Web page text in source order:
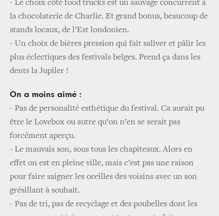
- Le choix côté food trucks est un sauvage concurrent à
la chocolaterie de Charlie. Et grand bonus, beaucoup de
stands locaux, de l’Est londonien.
- Un choix de bières pression qui fait saliver et pâlir les
plus éclectiques des festivals belges. Prend ça dans les
dents la Jupiler !
On a moins aimé :
- Pas de personalité esthétique du festival. Ca aurait pu
être le Lovebox ou autre qu’on n’en se serait pas
forcément aperçu.
- Le mauvais son, sous tous les chapiteaux. Alors en
effet on est en pleine ville, mais c’est pas une raison
pour faire saigner les oreilles des voisins avec un son
grésillant à souhait.
- Pas de tri, pas de recyclage et des poubelles dont les